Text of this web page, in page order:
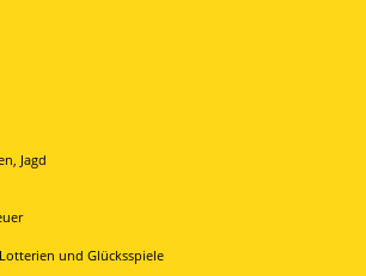
Jagd
und Glücksspiele